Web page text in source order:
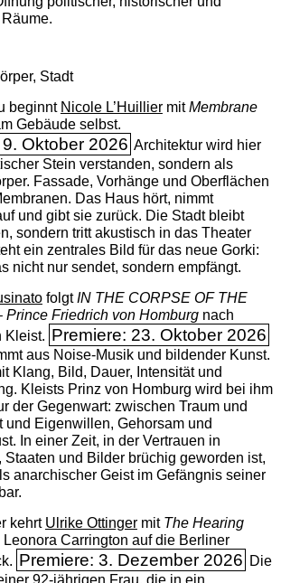
Stadt
beginnt Nicole L’Huilliermit ­Membrane
Gebäude selbst.
Oktober 2026 Architektur wird hier
Stein verstanden, sondern als
Fassade, Vorhänge und Oberflächen
Das Haus hört, nimmt
und gibt sie zurück. Die Stadt bleibt
sondern tritt akustisch in das Theater
ein zentrales Bild für das neue Gorki:
nicht nur sendet, sondern empfängt.
folgtIN THE CORPSE OF THE
Prince Friedrich von Homburgnach
Kleist. Premiere: 23. Oktober 2026
aus Noise-Musik und bildender Kunst.
Klang, Bild, Dauer, Intensität und
Kleists Prinz von Homburg wird bei ihm
der Gegenwart: zwischen Traum und
und Eigenwillen, Gehorsam und
In einer Zeit, in der Vertrauen in
Staaten und Bilder brüchig geworden ist,
anarchischer Geist im Gefängnis seiner
kehrt Ulrike Ottingermit The ­Hearing
Carrington auf die Berliner
Premiere: 3. Dezember 2026 Die
92-jährigen Frau, die in ein